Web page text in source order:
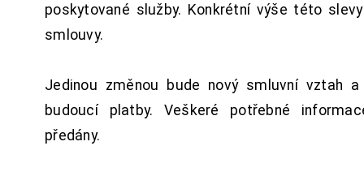
poskytované služby. Konkrétní výše této
smlouvy.
Jedinou změnou bude nový smluvní vztah
budoucí platby. Veškeré potřebné
předány.